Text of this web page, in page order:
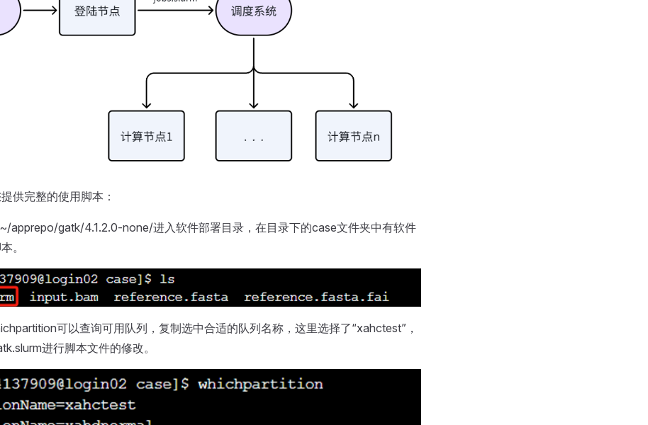
供完整的使用脚本：
~/apprepo/gatk/4.1.2.0-none/进入软件部署目录，在目录下的case文件夹中有软件
。
可以查询可用队列，复制选中合适的队列名称，这里选择了“xahctest”，
进行脚本文件的修改。